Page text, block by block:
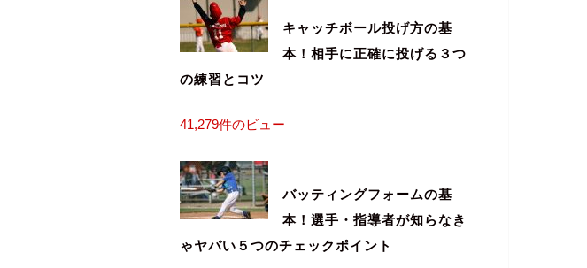
キャッチボール投げ方の基
本！相手に正確に投げる３つ
の練習とコツ
41,279件のビュー
バッティングフォームの基
本！選手・指導者が知らなき
ゃヤバい５つのチェックポイント